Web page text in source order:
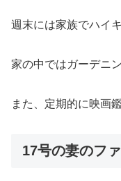
週末には家族でハイ
家の中ではガーデニ
また、定期的に映画
17号の妻のフ